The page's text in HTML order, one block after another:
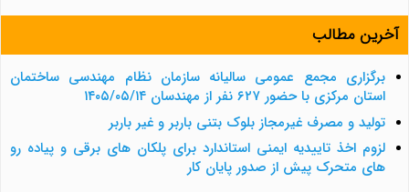
آخرین مطالب
برگزاری مجمع عمومی سالیانه سازمان نظام مهندسی ساختمان
استان مرکزی با حضور ۶۲۷ نفر از مهندسان ۱۴۰۵/۰۵/۱۴
تولید و مصرف غیرمجاز بلوک بتنی باربر و غیر باربر
لزوم اخذ تاییدیه ایمنی استاندارد برای پلکان های برقی و پیاده رو
های متحرک پیش از صدور پایان کار